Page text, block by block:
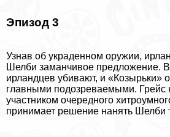
Эпизод 3
Узнав об украденном оружии,
Шелби заманчивое предложение.
ирландцев убивают, и «Козырьки»
главными подозреваемыми. Грейс
участником очередного
принимает решение нанять Шелби